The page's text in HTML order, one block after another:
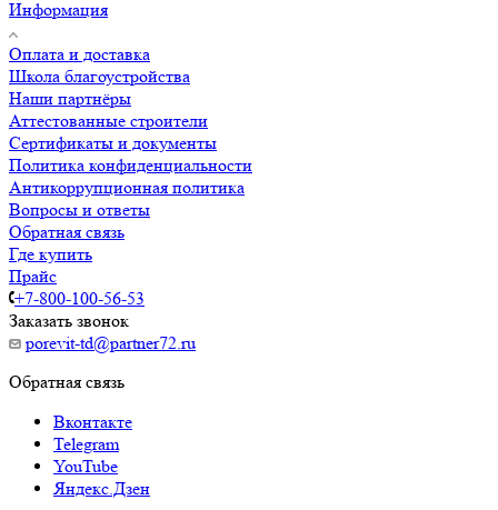
Информация
Оплата и доставка
Школа благоустройства
Наши партнёры
Аттестованные строители
Сертификаты и документы
Политика конфиденциальности
Антикоррупционная политика
Вопросы и ответы
Обратная связь
Где купить
Прайс
+7-800-100-56-53
Заказать звонок
porevit-td@partner72.ru
Обратная связь
Вконтакте
Telegram
YouTube
Яндекс.Дзен